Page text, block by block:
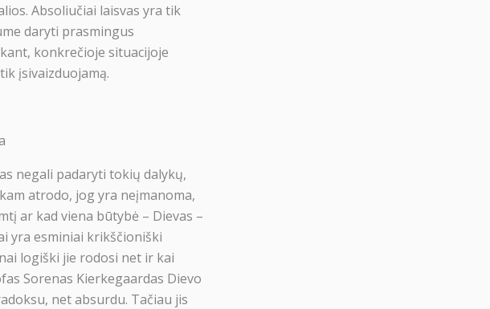
Absoliučiai laisvas yra tik
daryti prasmingus
konkrečioje situacijoje
įsivaizduojamą.
negali padaryti tokių dalykų,
atrodo, jog yra neįmanoma,
ar kad viena būtybė – Dievas –
yra esminiai krikščioniški
logiški jie rodosi net ir kai
Sorenas Kierkegaardas Dievo
net absurdu. Tačiau jis
Apologetika.lt misiją
veikla įmanoma dėl tokių žmonių, kaip Jūs!
10€ 50€
100€
Aukoti